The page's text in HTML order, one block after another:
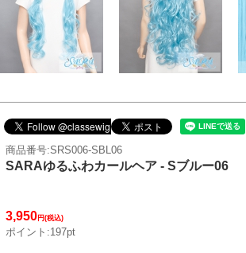
商品番号:SRS006-SBL06
SARAゆるふわカールヘア - Sブルー06
3,950円(税込)
ポイント:197pt